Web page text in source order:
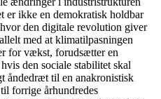
er ikke en demokratisk holdbar
den digitale revolution giver
med at klimatilpasningen
for vækst, forudsætter en
den sociale stabilitet skal
åndedræt til en anakronistisk
forrige århundredes